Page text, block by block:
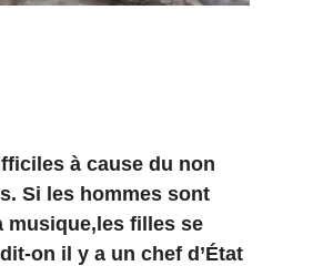
à cause du non
Si les hommes sont
musique,les filles se
on il y a un chef d’État